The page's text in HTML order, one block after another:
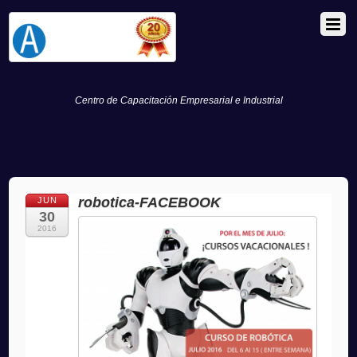
Centro de Capacitación Empresarial e Industrial
JUN
30
2016
robotica-FACEBOOK